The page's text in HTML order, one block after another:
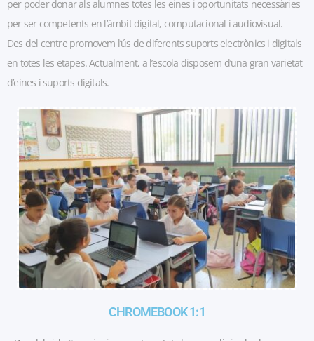
per poder donar als alumnes totes les eines i oportunitats necessàries
per ser competents en l’àmbit digital, computacional i audiovisual.
Des del centre promovem l’ús de diferents suports electrònics i digitals
en totes les etapes. Actualment, a l’escola disposem d’una gran varietat
d’eines i suports digitals.
CHROMEBOOK 1:1